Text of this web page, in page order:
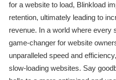
for a website to load, Blinkload
retention, ultimately leading to
revenue. In a world where every
game-changer for website
unparalleled speed and
slow-loading websites. Say